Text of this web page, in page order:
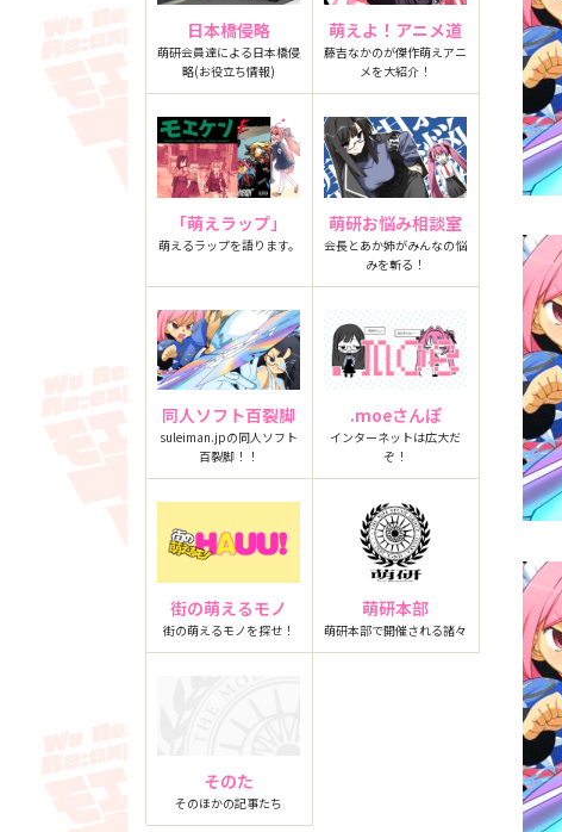
日本橋侵略
萌研会員達による日本橋侵
略(お役立ち情報)
萌えよ！アニメ道
藤吉なかのが傑作萌えアニ
メを大紹介！
「萌えラップ」
萌えるラップを語ります。
萌研お悩み相談室
会長とあか姉がみんなの悩
みを斬る！
同人ソフト百裂脚
suleiman.jpの同人ソフト
百裂脚！！
.moeさんぽ
インターネットは広大だ
ぞ！
街の萌えるモノ
街の萌えるモノを探せ！
萌研本部
萌研本部で開催される諸々
そのた
そのほかの記事たち